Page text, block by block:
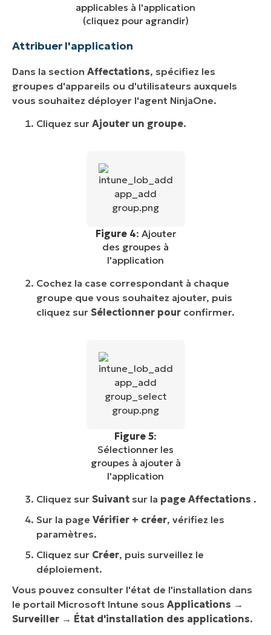
applicables à l'application
(cliquez pour agrandir)
Attribuer l'application
Dans la section Affectations, spécifiez les
groupes d'appareils ou d'utilisateurs auxquels
vous souhaitez déployer l'agent NinjaOne.
Cliquez sur Ajouter un groupe.
Figure 4: Ajouter
des groupes à
l'application
Cochez la case correspondant à chaque
groupe que vous souhaitez ajouter, puis
cliquez sur Sélectionner pour confirmer.
Figure 5:
Sélectionner les
groupes à ajouter à
l'application
Cliquez sur Suivant sur la page Affectations .
Sur la page Vérifier + créer, vérifiez les
paramètres.
Cliquez sur Créer, puis surveillez le
déploiement.
Vous pouvez consulter l'état de l'installation dans
le portail Microsoft Intune sous Applications →
Surveiller → État d'installation des applications.